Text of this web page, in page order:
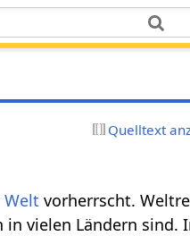
Quelltext
Welt vorherrscht.
vielen Ländern sind.